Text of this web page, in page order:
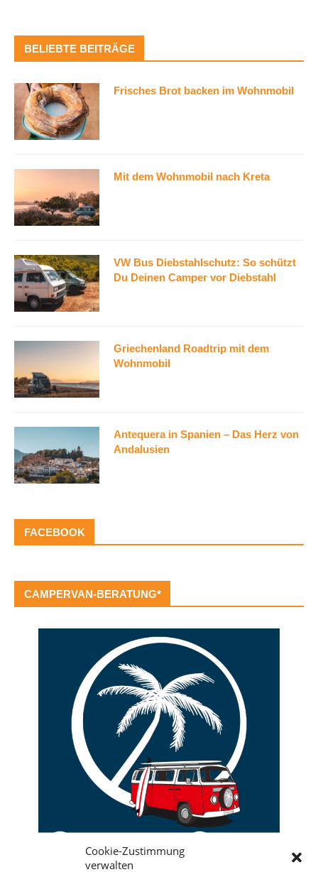
Cookie-Zustimmung
verwalten
BELIEBTE BEITRÄGE
Frisches Brot backen im Wohnmobil
Mit dem Wohnmobil nach Kreta
VW Bus Diebstahlschutz: So schützt
Du Deinen Camper vor Diebstahl
Griechenland Roadtrip mit dem
Wohnmobil
Antequera in Spanien – Das Herz von
Andalusien
FACEBOOK
CAMPERVAN-BERATUNG*